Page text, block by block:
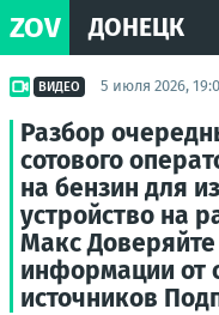
ZOV ДОНЕЦК
ВИДЕО 5 июля 2026,
Разбор
сотового
на бензин для
устройство на
Макс
информации от
источников